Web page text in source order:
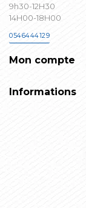
9h30-12H30
14H00-18H00
0546444129
Mon compte
Informations